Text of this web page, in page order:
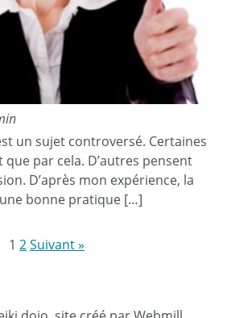
un sujet controversé. Certaines
par cela. D’autres pensent
D’après mon expérience, la
bonne pratique […]
1 2Suivant »